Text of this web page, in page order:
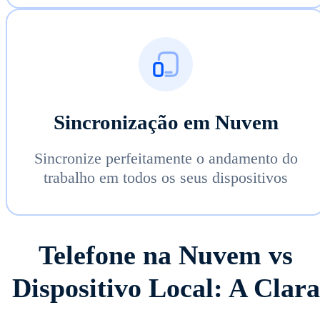
Sincronização em Nuvem
Sincronize perfeitamente o andamento do
trabalho em todos os seus dispositivos
Telefone na Nuvem vs
Dispositivo Local: A Clara